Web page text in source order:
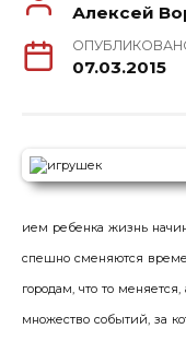
Алексей
07.03.2015
ием ребенка жизнь
спешно сменяются
городам, что то
множество событий, за